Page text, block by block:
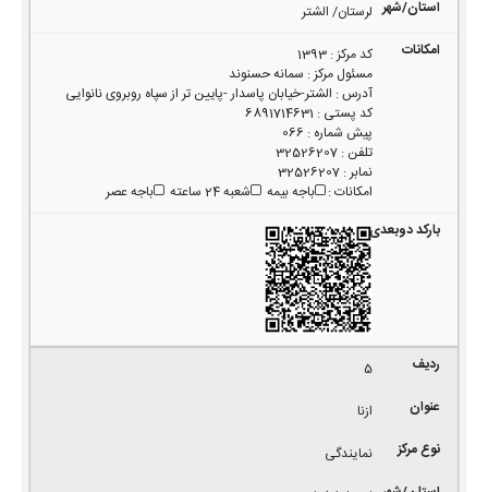
لرستان/ الشتر
کد مرکز:
1393
مسئول مرکز: سمانه حسنوند
آدرس: الشتر-خیابان پاسدار -پایین تر از سپاه روبروی نانوایی
کد پستی :
6891714631
پیش شماره :
066
تلفن :
32526207
نمابر:
32526207
امکانات: باجه بیمه شعبه 24 ساعته باجه عصر
5
ازنا
نمایندگی